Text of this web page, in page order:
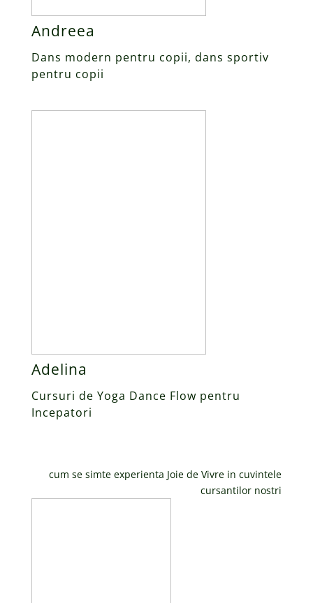
Andreea
Dans modern pentru copii, dans sportiv
pentru copii
Adelina
Cursuri de Yoga Dance Flow pentru
Incepatori
cum se simte experienta Joie de Vivre in cuvintele
cursantilor nostri